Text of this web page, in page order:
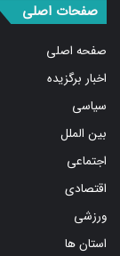
صفحات اصلی
صفحه اصلی
اخبار برگزیده
سیاسی
بین الملل
اجتماعی
اقتصادی
ورزشی
استان ها